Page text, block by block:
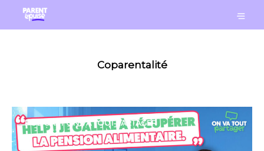
Coparentalité
PODCAST ON VA TOUT PARTAGER